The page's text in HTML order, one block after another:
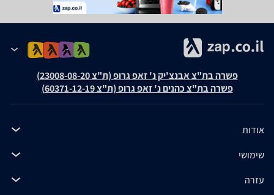
פשרה בת"צ אבנצ'יק נ' זאפ גרופ (ת"צ 23008-08-20)
פשרה בת"צ כהנים נ' זאפ גרופ (ת"צ 60371-12-19)
אודות
שימושי
עזרה